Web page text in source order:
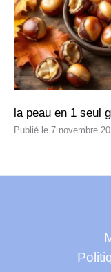
la peau en 1 seul
7 novembre